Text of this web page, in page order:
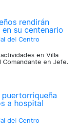
rendirán
su centenario
del Centro
en Villa
Comandante en Jefe.
a hospital
del Centro